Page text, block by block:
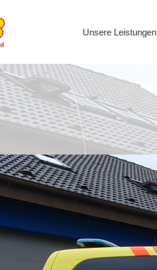
Unsere Leistungen